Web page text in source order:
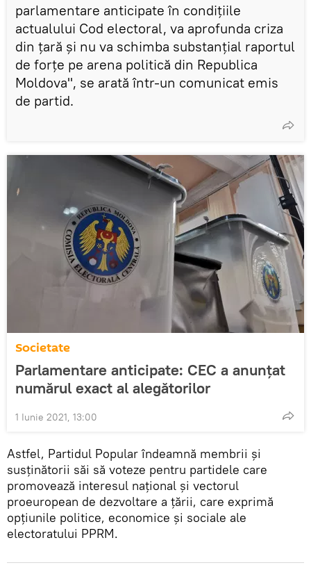
parlamentare anticipate în condițiile
actualului Cod electoral, va aprofunda criza
din țară și nu va schimba substanțial raportul
de forțe pe arena politică din Republica
Moldova", se arată într-un comunicat emis
de partid.
Societate
Parlamentare anticipate: CEC a anunțat
numărul exact al alegătorilor
1 Iunie 2021, 13:00
Astfel, Partidul Popular îndeamnă membrii și
susținătorii săi să voteze pentru partidele care
promovează interesul național și vectorul
proeuropean de dezvoltare a țării, care exprimă
opțiunile politice, economice și sociale ale
electoratului PPRM.